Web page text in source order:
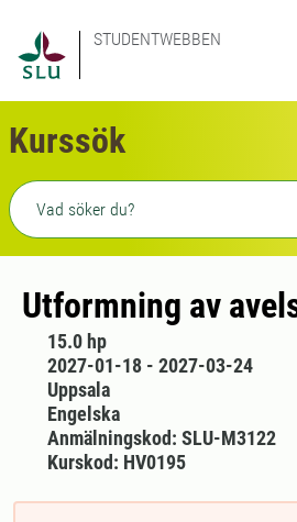
STUDENTWEBBEN
Kurssök
Fritext sökning
Utformning av
15.0 hp
2027-01-18 - 2027-03-24
Uppsala
Engelska
Anmälningskod: SLU-M3122
Kurskod: HV0195